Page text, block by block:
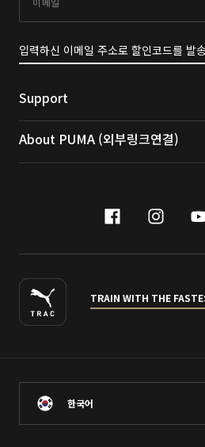
입력하신 이메일 주소로 할인코드를 발
Support
About PUMA (외부링크연결)
TRAIN WITH THE
한국어